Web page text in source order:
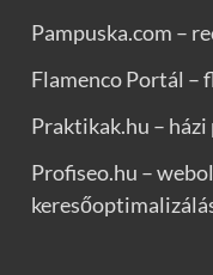
Pampuska.com –
Flamenco Portál –
Praktikak.hu –
Profiseo.hu –